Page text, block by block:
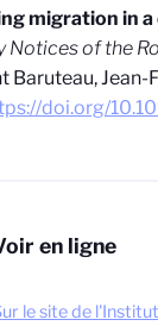
migration in
Notices of the
Baruteau, Jean-
doi.org/
en ligne
le site de